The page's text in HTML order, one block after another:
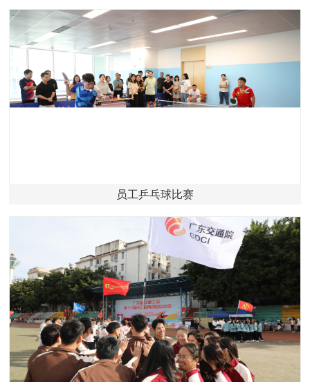
员工乒乓球比赛